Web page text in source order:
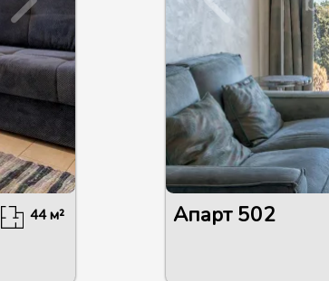
44м² Апарт502